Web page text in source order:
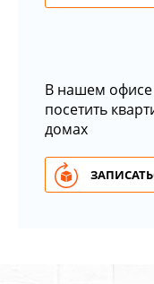
В нашем офисе
посетить
домах